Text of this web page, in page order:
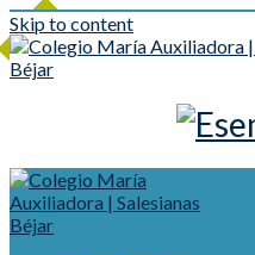
Skip to content